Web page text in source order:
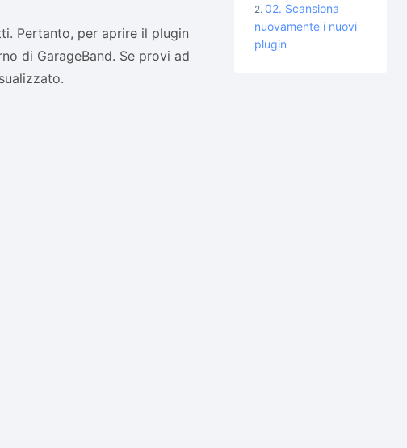
Pertanto, per aprire il plugin
di GarageBand. Se provi ad
02. Scansiona
nuovamente i nuovi
plugin